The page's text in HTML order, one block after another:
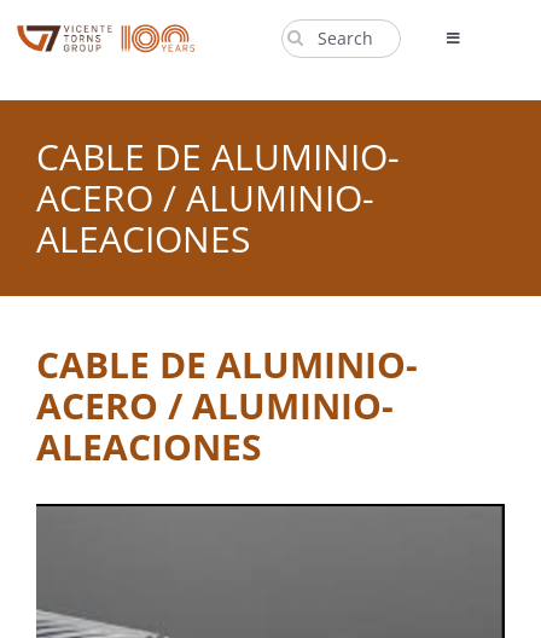
Buscar:
Toggle
PRODUCTOS
EMPRESA
NOTICIAS
CONTACTO
EN
CABLE DE ALUMINIO-
ACERO / ALUMINIO-
ALEACIONES
CABLE DE ALUMINIO-
ACERO / ALUMINIO-
ALEACIONES